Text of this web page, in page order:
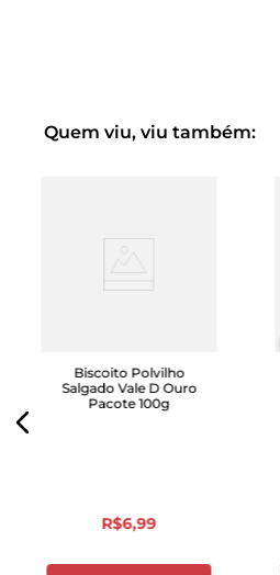
Quem viu, viu também:
Biscoito Polvilho
Salgado Vale D Ouro
Pacote 100g
R$6,99